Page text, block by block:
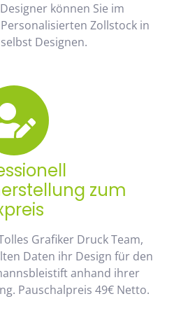
können Sie im
Zollstock in
Designen.
zum
Grafiker Druck Team,
Daten ihr Design für den
anhand ihrer
Pauschalpreis 49€ Netto.